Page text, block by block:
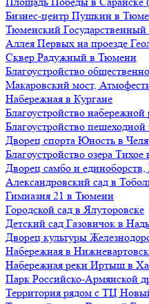
Бизнес-центр Пушкин в
Тюменский
Аллея Первых на проезде
Сквер Радужный в Тюмени
Благоустройство
Макаровский мост,
Набережная в Кургане
Благоустройство
Благоустройство
Дворец спорта Юность в
Благоустройство озера
Дворец самбо и
Александровский сад в
Гимназия 21 в Тюмени
Городской сад в Ялуторовске
Детский сад Газовичок в
Дворец культуры
Набережная в
Набережная реки Иртыш в
Парк Российско-Армянской
Территория рядом с ТЦ